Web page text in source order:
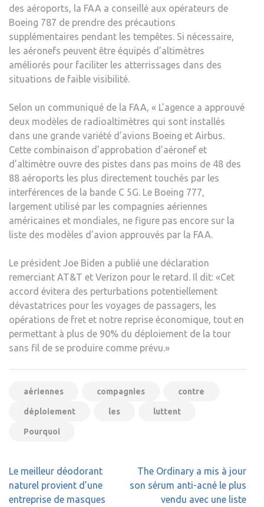
des aéroports, la FAA a conseillé aux opérateurs de
Boeing 787 de prendre des précautions
supplémentaires pendant les tempêtes. Si nécessaire,
les aéronefs peuvent être équipés d’altimètres
améliorés pour faciliter les atterrissages dans des
situations de faible visibilité.
Selon un communiqué de la FAA, « L’agence a approuvé
deux modèles de radioaltimètres qui sont installés
dans une grande variété d’avions Boeing et Airbus.
Cette combinaison d’approbation d’aéronef et
d’altimètre ouvre des pistes dans pas moins de 48 des
88 aéroports les plus directement touchés par les
interférences de la bande C 5G. Le Boeing 777,
largement utilisé par les compagnies aériennes
américaines et mondiales, ne figure pas encore sur la
liste des modèles d’avion approuvés par la FAA.
Le président Joe Biden a publié une déclaration
remerciant AT&T et Verizon pour le retard. Il dit: «Cet
accord évitera des perturbations potentiellement
dévastatrices pour les voyages de passagers, les
opérations de fret et notre reprise économique, tout en
permettant à plus de 90% du déploiement de la tour
sans fil de se produire comme prévu.»
aériennes compagnies contre
déploiement les luttent
Pourquoi
Navigation
de
l’article
Le meilleur déodorant
naturel provient d’une
entreprise de masques
The Ordinary a mis à jour
son sérum anti-acné le plus
vendu avec une liste